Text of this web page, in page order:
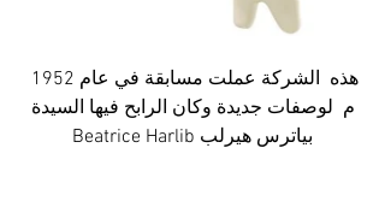
م  لوصفات جديدة وكان الرابح فيها السيدة
Beatrice Harlib بياترس هيرلب